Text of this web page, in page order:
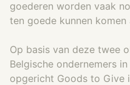
goederen worden vaak
ten goede kunnen komen
Op basis van deze twee
Belgische ondernemers
opgericht Goods to Give